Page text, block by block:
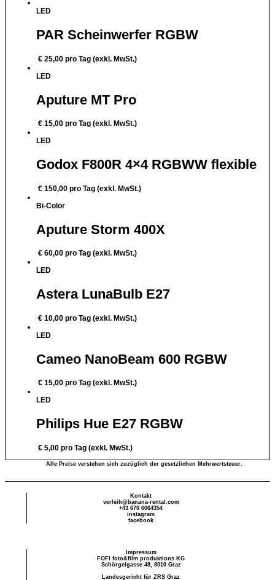
LED
PAR Scheinwerfer RGBW
€ 25,00 pro Tag (exkl. MwSt.)
LED
Aputure MT Pro
€ 15,00 pro Tag (exkl. MwSt.)
LED
Godox F800R 4×4 RGBWW flexible
€ 150,00 pro Tag (exkl. MwSt.)
Bi-Color
Aputure Storm 400X
€ 60,00 pro Tag (exkl. MwSt.)
LED
Astera LunaBulb E27
€ 10,00 pro Tag (exkl. MwSt.)
LED
Cameo NanoBeam 600 RGBW
€ 15,00 pro Tag (exkl. MwSt.)
LED
Philips Hue E27 RGBW
€ 5,00 pro Tag (exkl. MwSt.)
Alle Preise verstehen sich zuzüglich der gesetzlichen Mehrwertsteuer.
Kontakt
verleih@banana-rental.com
+43 670 6064354
instagram
facebook
Impressum
FOFI foto&film produktions KG
Schörgelgasse 48, 8010 Graz
Landesgericht für ZRS Graz